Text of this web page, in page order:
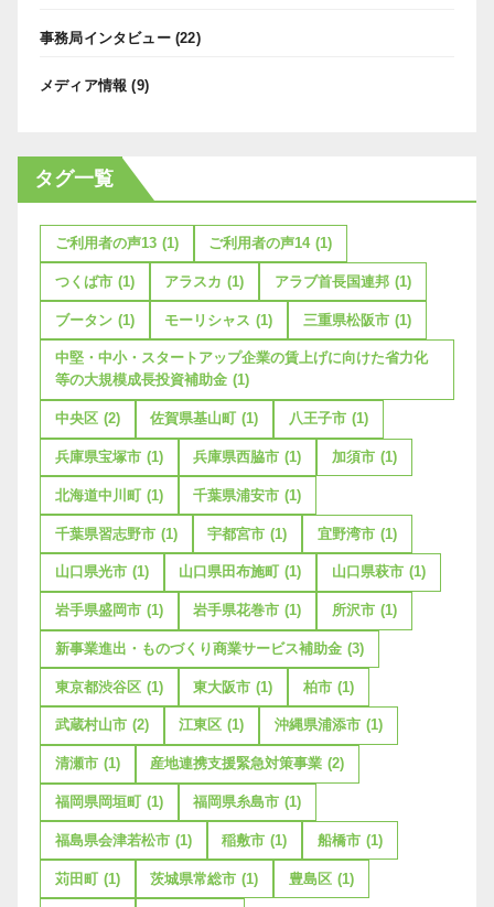
事務局インタビュー(22)
メディア情報 (9)
タグ一覧
ご利用者の声13 (1) ご利用者の声14 (1)
つくば市 (1) アラスカ (1) アラブ首長国連邦 (1)
ブータン (1) モーリシャス (1) 三重県松阪市 (1)
中堅・中小・スタートアップ企業の賃上げに向けた省力化
等の大規模成長投資補助金 (1)
中央区 (2) 佐賀県基山町 (1) 八王子市 (1)
兵庫県宝塚市 (1) 兵庫県西脇市 (1) 加須市 (1)
北海道中川町 (1) 千葉県浦安市 (1)
千葉県習志野市 (1) 宇都宮市 (1) 宜野湾市 (1)
山口県光市 (1) 山口県田布施町 (1) 山口県萩市 (1)
岩手県盛岡市 (1) 岩手県花巻市 (1) 所沢市 (1)
新事業進出・ものづくり商業サービス補助金 (3)
東京都渋谷区 (1) 東大阪市 (1) 柏市 (1)
武蔵村山市 (2) 江東区 (1) 沖縄県浦添市 (1)
清瀬市 (1) 産地連携支援緊急対策事業 (2)
福岡県岡垣町 (1) 福岡県糸島市 (1)
福島県会津若松市 (1) 稲敷市 (1) 船橋市 (1)
苅田町 (1) 茨城県常総市 (1) 豊島区 (1)